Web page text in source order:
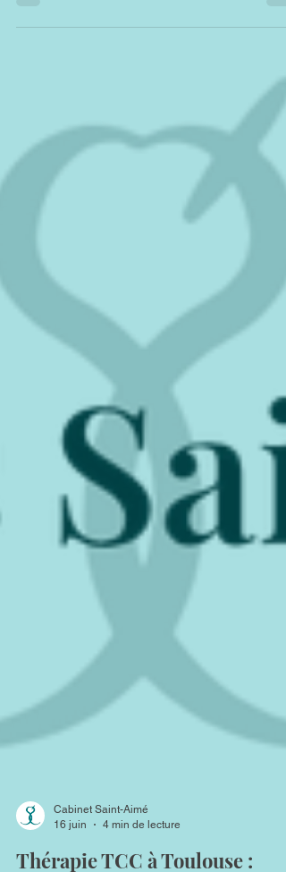
avant le matin où vous n'arrivez plus à vous
Le problème, c'est que les signaux précoces
ressemblent à des fatigues ordinaires. On les
minimise, on les normalise, on les attribue à «
période un peu chargée ». Et c'est précisément
cette banalisation qui transforme un épu